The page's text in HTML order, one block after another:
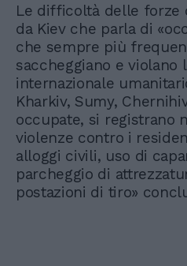
Le difficoltà delle forze
da Kiev che parla di
che sempre più
saccheggiano e
internazionale
Kharkiv, Sumy,
occupate, si registrano
violenze contro i
alloggi civili, uso di
parcheggio di
postazioni di tiro»